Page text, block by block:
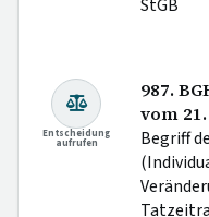
StGB
Entscheidung
aufrufen
987.
vom
Begriff